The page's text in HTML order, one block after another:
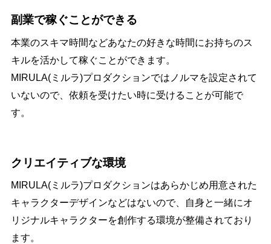
副業で稼ぐことができる
本業のスキマ時間などあなたの好きな時間にお持ちのス
キルを活かして稼ぐことができます。
MIRULA(ミルラ)プロダクションではノルマを設定されて
いないので、依頼を受けたい時に受けることが可能で
す。
クリエイティブな環境
MIRULA(ミルラ)プロダクションはあらかじめ用意された
キャラクターデザインなどはないので、自身と一緒にオ
リジナルキャラクターを創作する環境が整備されており
ます。